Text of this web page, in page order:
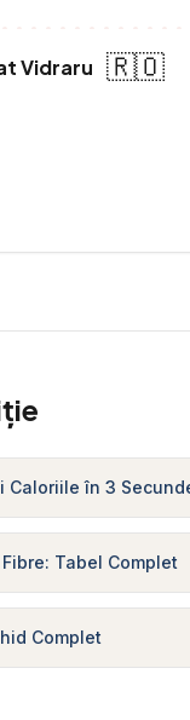
Vidraru 🇷🇴
Caloriile în 3
Tabel Complet
Complet